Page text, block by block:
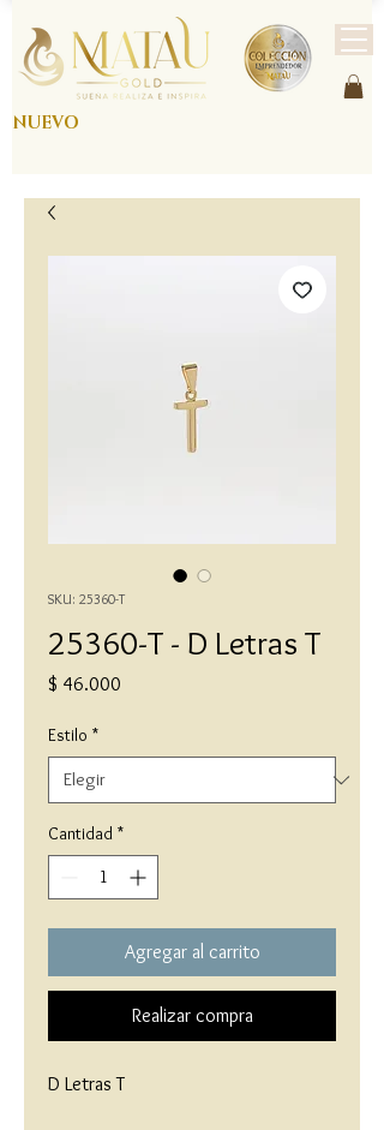
NUEVO
SKU: 25360-T
25360-T - D Letras T
$ 46.000
Estilo *
Cantidad *
Agregar al carrito
Realizar compra
D Letras T